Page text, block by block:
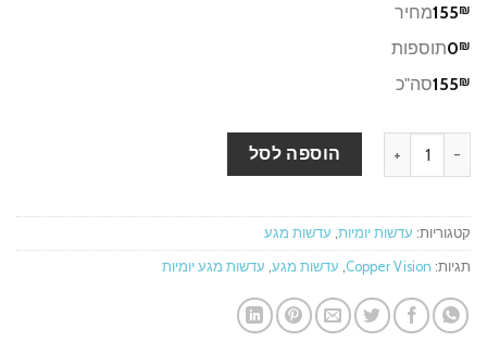
מחיר155₪
תוספות0₪
סה"כ155₪
הוספה לסל
קטגוריות: עדשות יומיות, עדשות מגע
תגיות: Copper Vision
, עדשות מגע, עדשות מגע יומיות